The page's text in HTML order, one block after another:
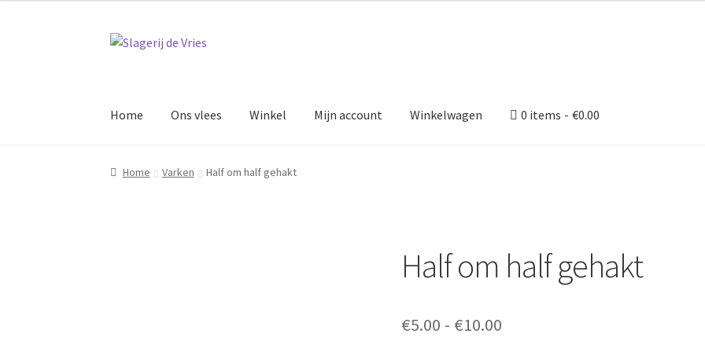
Ga
Ga
Home Ons vlees Winkel Mijn account Winkelwagen 0 items €0.00
Home Varken Half om half gehakt
Half om half gehakt
€5.00 - €10.00